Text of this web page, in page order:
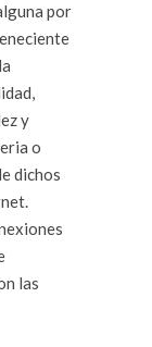
por
y
o
dichos
las